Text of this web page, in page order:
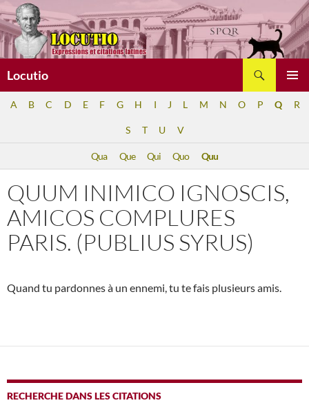
Aller
au
contenu
Locutio
A B C D E F G H I J L M N O P Q R
S T U V
Qua Que Qui Quo Quu
QUUM INIMICO IGNOSCIS,
AMICOS COMPLURES
PARIS. (PUBLIUS SYRUS)
Quand tu pardonnes à un ennemi, tu te fais plusieurs amis.
RECHERCHE DANS LES CITATIONS